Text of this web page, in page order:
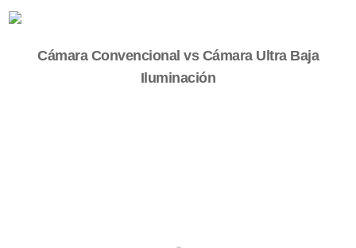
Cámara Convencional vs Cámara Ultra Baja
Iluminación